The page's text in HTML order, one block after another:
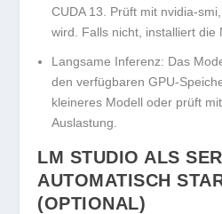
CUDA 13. Prüft mit nvidia-smi
wird. Falls nicht, installiert die
Langsame Inferenz: Das
den verfügbaren GPU-
kleineres Modell oder prüft mit
Auslastung.
LM STUDIO ALS
AUTOMATISCH
(OPTIONAL)